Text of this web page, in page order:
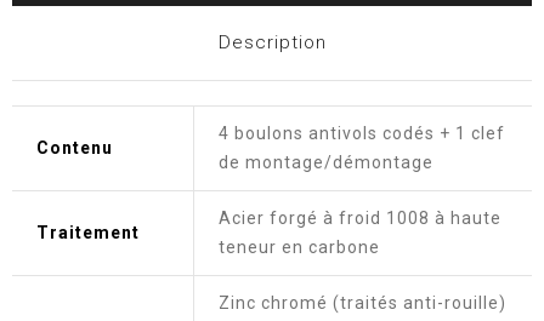
Description
Contenu
4 boulons antivols codés + 1 clef
de montage/démontage
Traitement
Acier forgé à froid 1008 à haute
teneur en carbone
Zinc chromé (traités anti-rouille)